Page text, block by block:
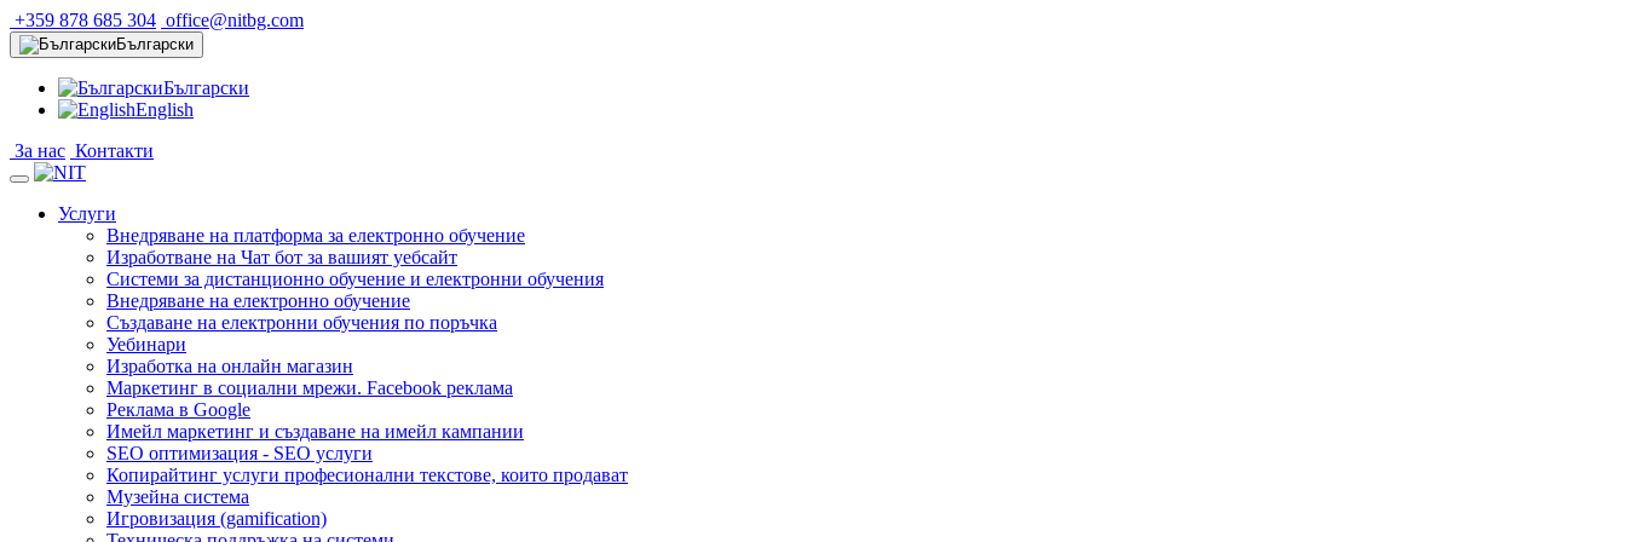
+359 878 685 304 office@nitbg.com
Български
Български
English
За нас Контакти
Услуги
Внедряване на платформа за електронно обучение
Изработване на Чат бот за вашият уебсайт
Системи за дистанционно обучение и електронни обучения
Внедряване на електронно обучение
Създаване на електронни обучения по поръчка
Уебинари
Изработка на онлайн магазин
Маркетинг в социални мрежи. Facebook реклама
Реклама в Google
Имейл маркетинг и създаване на имейл кампании
SEO оптимизация - SEO услуги
Копирайтинг услуги професионални текстове, които продават
Музейна система
Игровизация (gamification)